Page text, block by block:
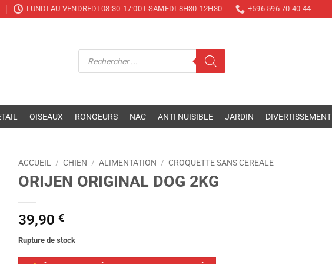
LUNDI AU VENDREDI 08:30-17:00 I SAMEDI 8H30-12H30 +596 596 70 40 44
Recherche
OISEAUX RONGEURS NAC ANTI NUISIBLE JARDIN DIVERTISSEMENT
ACCUEIL / CHIEN / ALIMENTATION / CROQUETTE SANS CEREALE
ORIJEN ORIGINAL DOG 2KG
39,90 €
Rupture de stock